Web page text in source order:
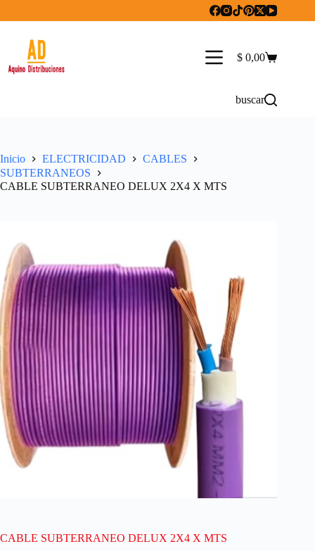
Carro
$ 0,00
buscar
Inicio ELECTRICIDAD
CABLES
SUBTERRANEOS
CABLE SUBTERRANEO DELUX 2X4 X MTS
CABLE SUBTERRANEO DELUX 2X4 X MTS